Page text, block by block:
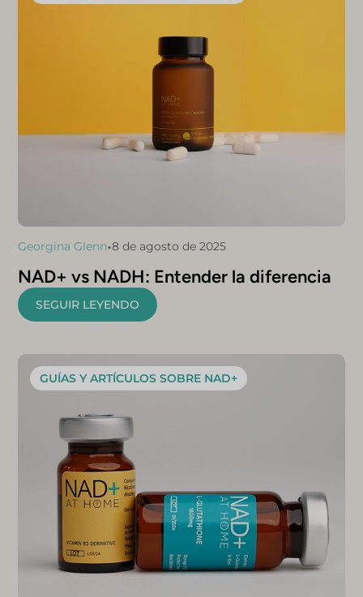
Georgina Glenn•8 de agosto de 2025
NAD+ vs NADH: Entender la diferencia
SEGUIR LEYENDO
GUÍAS Y ARTÍCULOS SOBRE NAD+